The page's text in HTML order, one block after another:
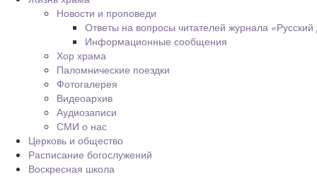
Новости и проповеди
Ответы на вопросы читателей журнала
Информационные сообщения
Хор храма
Паломнические поездки
Фотогалерея
Видеоархив
Аудиозаписи
СМИ о нас
Церковь и общество
Расписание богослужений
Воскресная школа